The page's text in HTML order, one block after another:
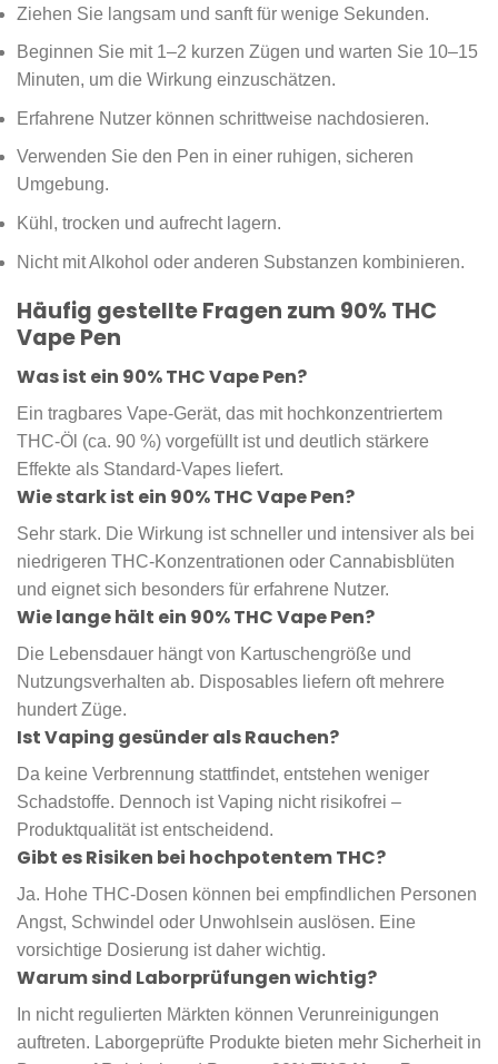
Ziehen Sie langsam und sanft für wenige Sekunden.
Beginnen Sie mit 1–2 kurzen Zügen und warten Sie 10–15
Minuten, um die Wirkung einzuschätzen.
Erfahrene Nutzer können schrittweise nachdosieren.
Verwenden Sie den Pen in einer ruhigen, sicheren
Umgebung.
Kühl, trocken und aufrecht lagern.
Nicht mit Alkohol oder anderen Substanzen kombinieren.
Häufig gestellte Fragen zum 90% THC
Vape Pen
Was ist ein 90% THC Vape Pen?
Ein tragbares Vape-Gerät, das mit hochkonzentriertem
THC-Öl (ca. 90 %) vorgefüllt ist und deutlich stärkere
Effekte als Standard-Vapes liefert.
Wie stark ist ein 90% THC Vape Pen?
Sehr stark. Die Wirkung ist schneller und intensiver als bei
niedrigeren THC-Konzentrationen oder Cannabisblüten
und eignet sich besonders für erfahrene Nutzer.
Wie lange hält ein 90% THC Vape Pen?
Die Lebensdauer hängt von Kartuschengröße und
Nutzungsverhalten ab. Disposables liefern oft mehrere
hundert Züge.
Ist Vaping gesünder als Rauchen?
Da keine Verbrennung stattfindet, entstehen weniger
Schadstoffe. Dennoch ist Vaping nicht risikofrei –
Produktqualität ist entscheidend.
Gibt es Risiken bei hochpotentem THC?
Ja. Hohe THC-Dosen können bei empfindlichen Personen
Angst, Schwindel oder Unwohlsein auslösen. Eine
vorsichtige Dosierung ist daher wichtig.
Warum sind Laborprüfungen wichtig?
In nicht regulierten Märkten können Verunreinigungen
auftreten. Laborgeprüfte Produkte bieten mehr Sicherheit in